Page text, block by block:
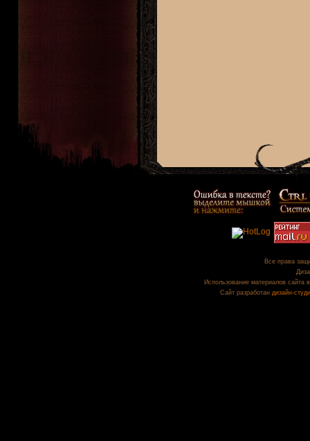
Все права
Использование материалов сайта
Сайт разработан дизайн-